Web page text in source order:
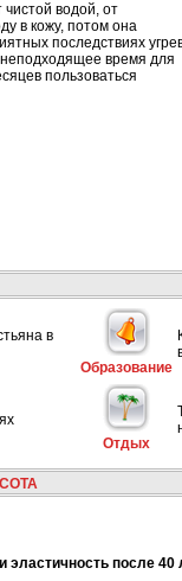
водой, от
в кожу, потом она
последствиях
время для
пользоваться
в
Образование
Отдых
эластичность после 40